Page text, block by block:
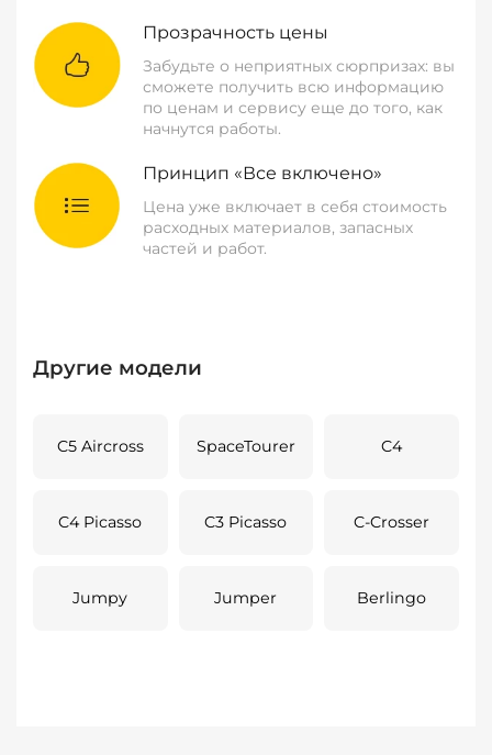
Прозрачность цены
Забудьте о неприятных сюрпризах: вы
сможете получить всю информацию
по ценам и сервису еще до того, как
начнутся работы.
Принцип «Все включено»
Цена уже включает в себя стоимость
расходных материалов, запасных
частей и работ.
Другие модели
C5 Aircross SpaceTourer C4
C4 Picasso C3 Picasso C-Crosser
Jumpy Jumper Berlingo